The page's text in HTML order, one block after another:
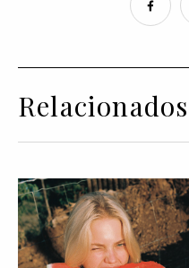
Relacionados